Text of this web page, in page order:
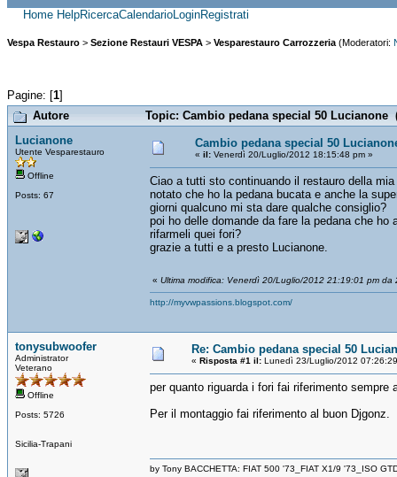
Home HelpRicercaCalendarioLoginRegistrati
Vespa Restauro > Sezione Restauri VESPA > Vesparestauro Carrozzeria (Moderatori:
Pagine: [1]
Autore
Topic: Cambio pedana special 50 Lucianone
Lucianone
Utente Vesparestauro
Offline
Posts: 67
Cambio pedana special 50
« il: Venerdì 20/Luglio/2012 18:15:48 pm »
Ciao a tutti sto continuando il restauro della
notato che ho la pedana bucata e anche la
giorni qualcuno mi sta dare qualche consiglio?
poi ho delle domande da fare la pedana che
rifarmeli quei fori?
grazie a tutti e a presto Lucianone.
« Ultima modifica: Venerdì 20/Luglio/2012 21:19:01 pm da
http://myvwpassions.blogspot.com/
tonysubwoofer
Administrator
Veterano
Offline
Posts: 5726
Sicilia-Trapani
Re: Cambio pedana special 50
« Risposta #1 il: Lunedì 23/Luglio/2012
per quanto riguarda i fori fai riferimento sempre
Per il montaggio fai riferimento al buon Djgonz.
by Tony BACCHETTA: FIAT 500 '73_FIAT X1/9 '73_ISO